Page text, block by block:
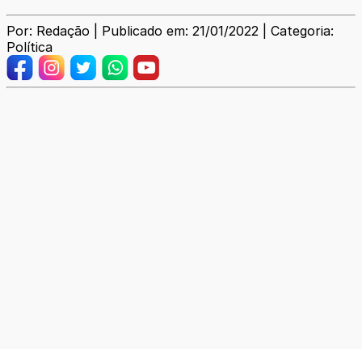
Por: Redação | Publicado em: 21/01/2022 | Categoria:
Política